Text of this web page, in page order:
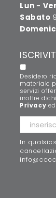
Lun -
Sabato
Desidero
materiale
servizi
inoltre
Privacy
In